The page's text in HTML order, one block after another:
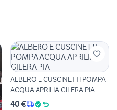
ALBERO E CUSCINETTI POMPA
ACQUA APRILIA GILERA PIA
40 €